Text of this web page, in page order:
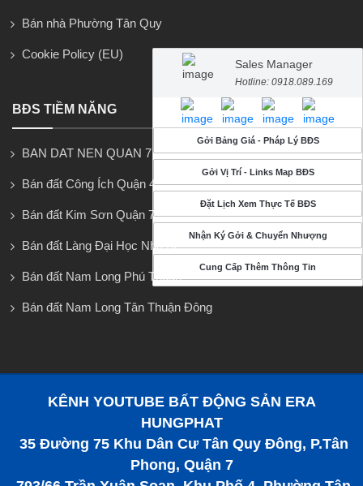
Sales Manager
Hotline: 0918.089.169
Gởi Bảng Giá - Pháp Lý BĐS
Gởi Vị Trí - Links Map BĐS
Đặt Lịch Xem Thực Tế BĐS
Nhận Ký Gởi & Chuyển Nhượng
Cung Cấp Thêm Thông Tin
Bán nhà Phường Tân Quy
Cookie Policy (EU)
BĐS TIỀM NĂNG
BAN DAT NEN QUAN 7
Bán đất Công Ích Quận 4
Bán đất Kim Sơn Quận 7
Bán đất Làng Đại Học Nhà Bè
Bán đất Nam Long Phú Thuận
Bán đất Nam Long Tân Thuận Đông
KÊNH YOUTUBE BẤT ĐỘNG SẢN ERA
HUNGPHAT
35 Đường 75 Khu Dân Cư Tân Quy Đông, P.Tân
Phong, Quận 7